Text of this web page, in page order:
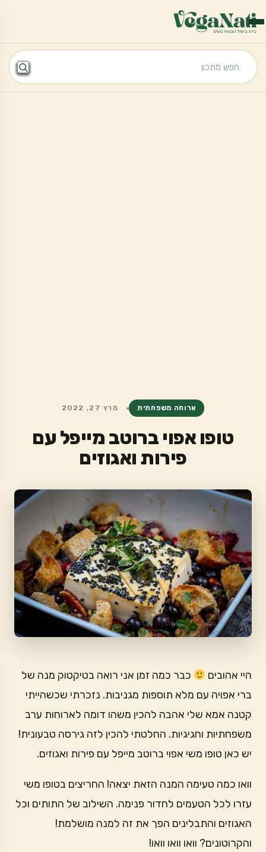
ארוחה משפחתית מרץ 27, 2022
טופו אפוי ברוטב מייפל עם
פירות ואגוזים
היי אהובים
כבר כמה זמן אני רואה בטיקטוק מנה של
ברי אפויה עם מלא תוספות מגניבות. נזכרתי שכשהייתי
קטנה אמא שלי אהבה להכין משהו דומה לארוחות ערב
משפחתיות וחגיגיות. החלטתי להכין לזה גירסה טבעונית!
יש כאן טופו משי אפוי ברוטב מייפל עם פירות ואגוזים.
וואו כמה טעימה המנה הזאת יצאה! החריצים בטופו משי
עזרו לכל הטעמים לחדור פנימה. השילוב של התותים וכל
האגוזים והתבלינים הפך את זה למנה מושלמת!
והקרוטונים? וואו וואו וואו!